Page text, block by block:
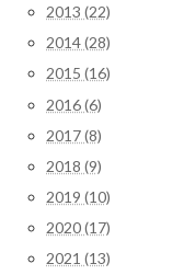
2013 (22)
2014 (28)
2015 (16)
2016 (6)
2017 (8)
2018 (9)
2019 (10)
2020 (17)
2021 (13)